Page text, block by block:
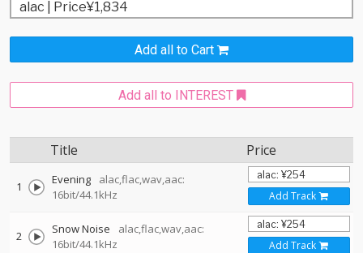
Add all to Cart
Add all to INTEREST
Title Price
1 Evening
alac,flac,wav,aac:
16bit/44.1kHz
Add Track
2 Snow Noise
alac,flac,wav,aac:
16bit/44.1kHz
Add Track